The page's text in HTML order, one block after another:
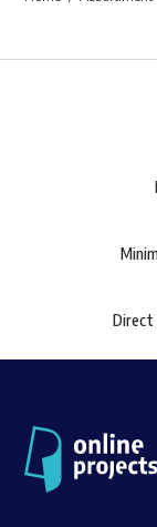
Waar ben je
Direct